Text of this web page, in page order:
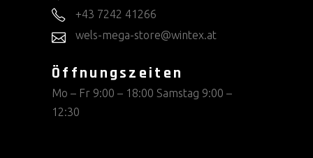
+43 7242 41266
wels-mega-store@wintex.at
Öffnungszeiten
Mo – Fr 9:00 – 18:00 Samstag 9:00 –
12:30